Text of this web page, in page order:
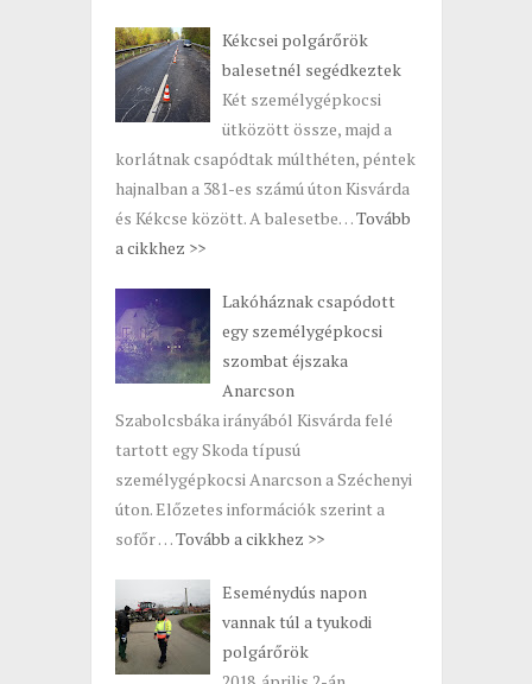
Kékcsei polgárőrök
balesetnél segédkeztek
Két személygépkocsi
ütközött össze, majd a
korlátnak csapódtak múlthéten, péntek
hajnalban a 381-es számú úton Kisvárda
és Kékcse között. A balesetbe…Tovább
a cikkhez >>
Lakóháznak csapódott
egy személygépkocsi
szombat éjszaka
Anarcson
Szabolcsbáka irányából Kisvárda felé
tartott egy Skoda típusú
személygépkocsi Anarcson a Széchenyi
úton. Előzetes információk szerint a
sofőr …Tovább a cikkhez >>
Eseménydús napon
vannak túl a tyukodi
polgárőrök